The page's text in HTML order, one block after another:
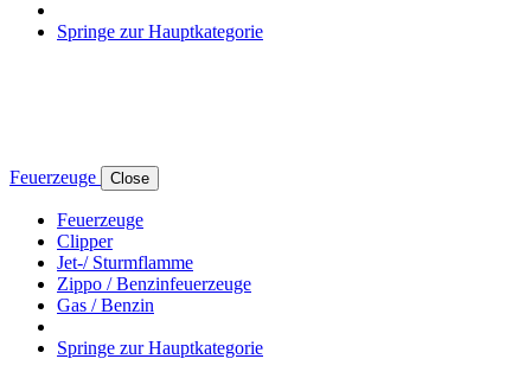
Springe zur Hauptkategorie
Feuerzeuge Close
Feuerzeuge
Clipper
Jet-/ Sturmflamme
Zippo / Benzinfeuerzeuge
Gas / Benzin
Springe zur Hauptkategorie